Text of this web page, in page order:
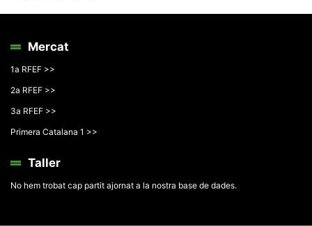
Mercat
1a RFEF >>
2a RFEF >>
3a RFEF >>
Primera Catalana 1 >>
Taller
No hem trobat cap partit ajornat a la nostra base de dades.